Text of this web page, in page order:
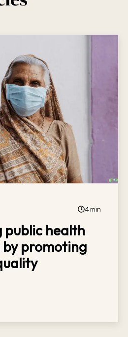
4 min
public health
promoting